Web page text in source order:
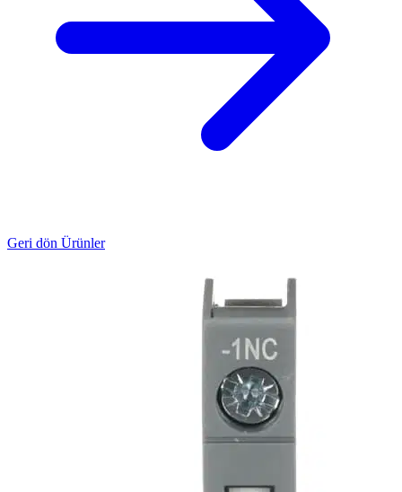
Geri dön Ürünler